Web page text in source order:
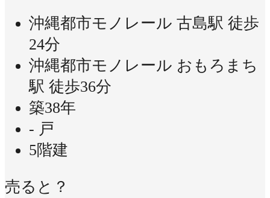
沖縄都市モノレール 古島駅 徒歩
24分
沖縄都市モノレール おもろまち
駅 徒歩36分
築38年
- 戸
5階建
売ると？